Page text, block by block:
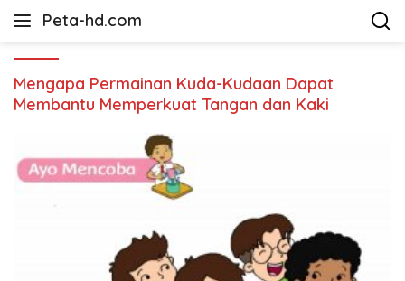
Peta-hd.com
Kumpulan
HD
Mengapa Permainan Kuda-Kudaan Dapat
Membantu Memperkuat Tangan dan Kaki